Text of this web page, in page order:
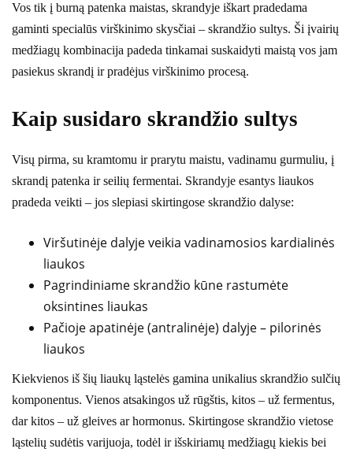
Vos tik į burną patenka maistas, skrandyje iškart pradedama
gaminti specialūs virškinimo skysčiai – skrandžio sultys. Ši įvairių
medžiagų kombinacija padeda tinkamai suskaidyti maistą vos jam
pasiekus skrandį ir pradėjus virškinimo procesą.
Kaip susidaro skrandžio sultys
Visų pirma, su kramtomu ir prarytu maistu, vadinamu gurmuliu, į
skrandį patenka ir seilių fermentai. Skrandyje esantys liaukos
pradeda veikti – jos slepiasi skirtingose skrandžio dalyse:
Viršutinėje dalyje veikia vadinamosios kardialinės
liaukos
Pagrindiniame skrandžio kūne rastumėte
oksintines liaukas
Pačioje apatinėje (antralinėje) dalyje – pilorinės
liaukos
Kiekvienos iš šių liaukų ląstelės gamina unikalius skrandžio sulčių
komponentus. Vienos atsakingos už rūgštis, kitos – už fermentus,
dar kitos – už gleives ar hormonus. Skirtingose skrandžio vietose
ląstelių sudėtis varijuoja, todėl ir išskiriamų medžiagų kiekis bei